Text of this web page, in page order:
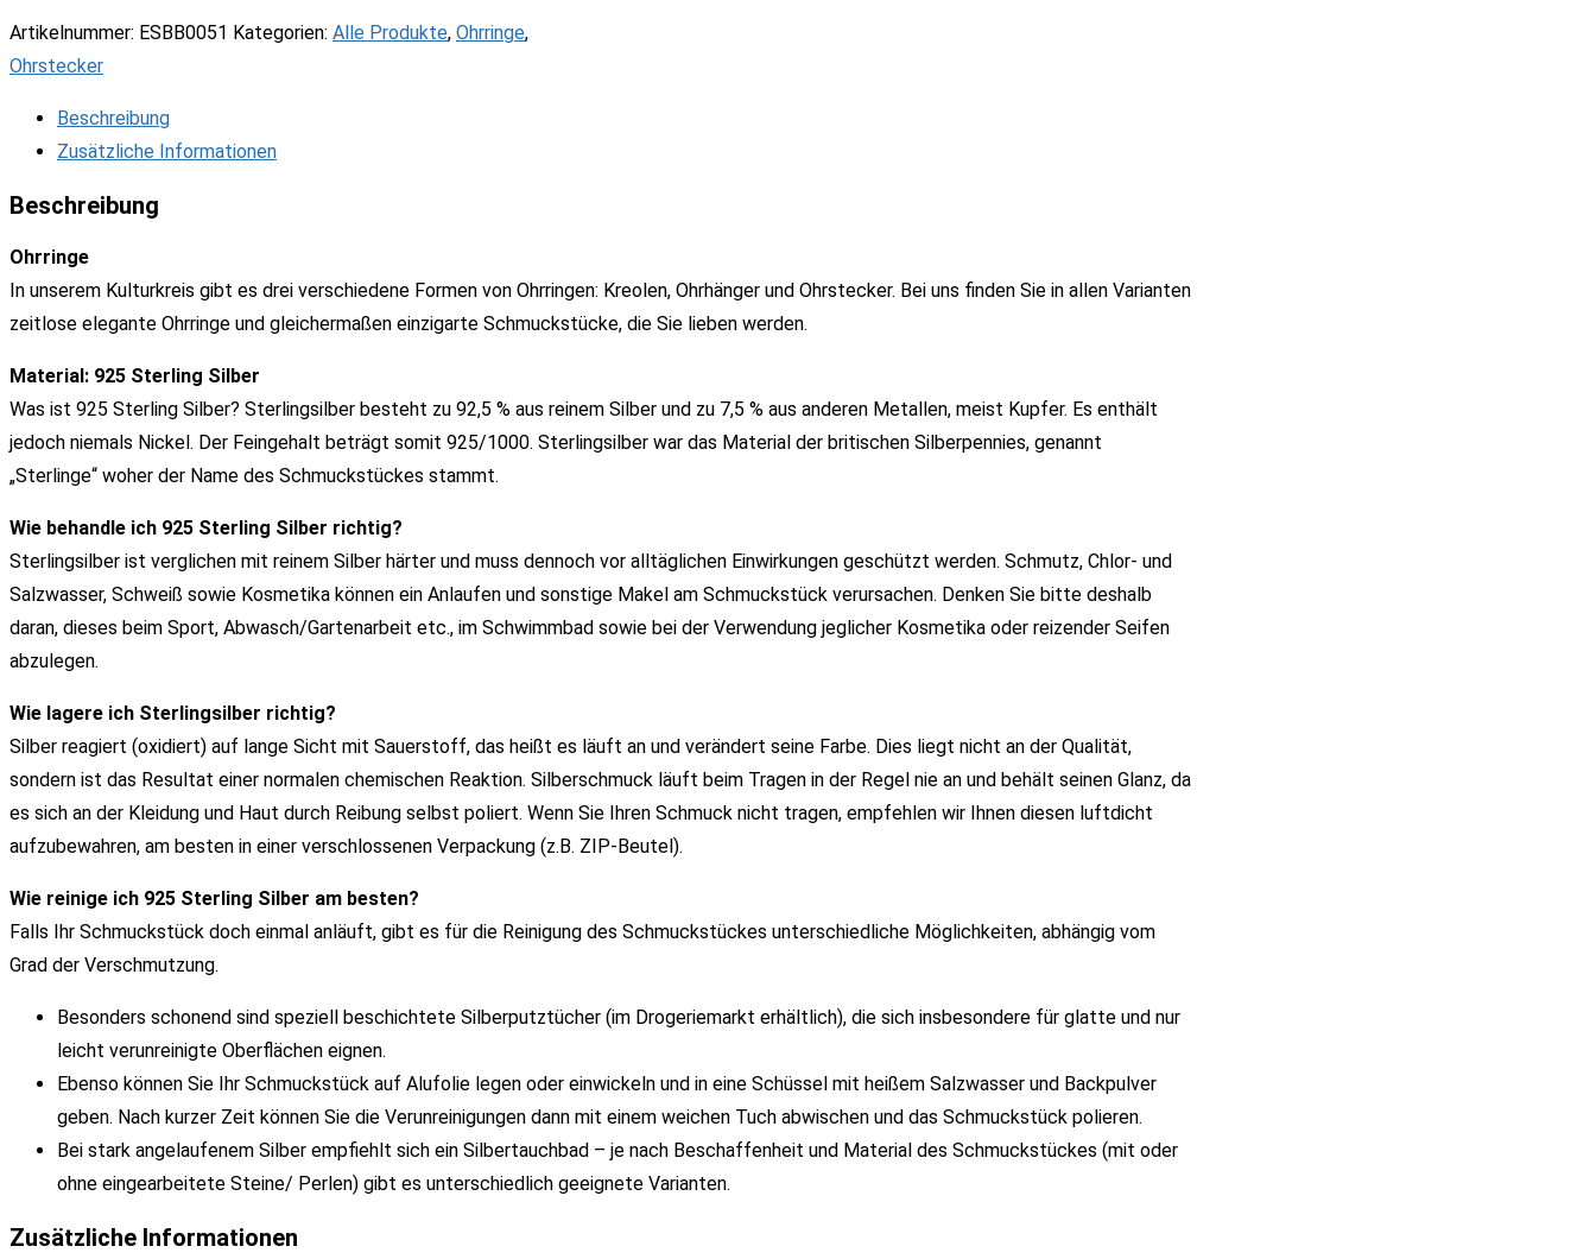
Artikelnummer: ESBB0051 Kategorien: Alle Produkte, Ohrringe,
Ohrstecker
Beschreibung
Zusätzliche Informationen
Beschreibung
Ohrringe
In unserem Kulturkreis gibt es drei verschiedene Formen von Ohrringen: Kreolen, Ohrhänger und Ohrstecker. Bei uns finden Sie in allen Varianten
zeitlose elegante Ohrringe und gleichermaßen einzigarte Schmuckstücke, die Sie lieben werden.
Material: 925 Sterling Silber
Was ist 925 Sterling Silber? Sterlingsilber besteht zu 92,5 % aus reinem Silber und zu 7,5 % aus anderen Metallen, meist Kupfer. Es enthält
jedoch niemals Nickel. Der Feingehalt beträgt somit 925/1000. Sterlingsilber war das Material der britischen Silberpennies, genannt
„Sterlinge“ woher der Name des Schmuckstückes stammt.
Wie behandle ich 925 Sterling Silber richtig?
Sterlingsilber ist verglichen mit reinem Silber härter und muss dennoch vor alltäglichen Einwirkungen geschützt werden. Schmutz, Chlor- und
Salzwasser, Schweiß sowie Kosmetika können ein Anlaufen und sonstige Makel am Schmuckstück verursachen. Denken Sie bitte deshalb
daran, dieses beim Sport, Abwasch/Gartenarbeit etc., im Schwimmbad sowie bei der Verwendung jeglicher Kosmetika oder reizender Seifen
abzulegen.
Wie lagere ich Sterlingsilber richtig?
Silber reagiert (oxidiert) auf lange Sicht mit Sauerstoff, das heißt es läuft an und verändert seine Farbe. Dies liegt nicht an der Qualität,
sondern ist das Resultat einer normalen chemischen Reaktion. Silberschmuck läuft beim Tragen in der Regel nie an und behält seinen Glanz, da
es sich an der Kleidung und Haut durch Reibung selbst poliert. Wenn Sie Ihren Schmuck nicht tragen, empfehlen wir Ihnen diesen luftdicht
aufzubewahren, am besten in einer verschlossenen Verpackung (z.B. ZIP-Beutel).
Wie reinige ich 925 Sterling Silber am besten?
Falls Ihr Schmuckstück doch einmal anläuft, gibt es für die Reinigung des Schmuckstückes unterschiedliche Möglichkeiten, abhängig vom
Grad der Verschmutzung.
Besonders schonend sind speziell beschichtete Silberputztücher (im Drogeriemarkt erhältlich), die sich insbesondere für glatte und nur
leicht verunreinigte Oberflächen eignen.
Ebenso können Sie Ihr Schmuckstück auf Alufolie legen oder einwickeln und in eine Schüssel mit heißem Salzwasser und Backpulver
geben. Nach kurzer Zeit können Sie die Verunreinigungen dann mit einem weichen Tuch abwischen und das Schmuckstück polieren.
Bei stark angelaufenem Silber empfiehlt sich ein Silbertauchbad – je nach Beschaffenheit und Material des Schmuckstückes (mit oder
ohne eingearbeitete Steine/ Perlen) gibt es unterschiedlich geeignete Varianten.
Zusätzliche Informationen